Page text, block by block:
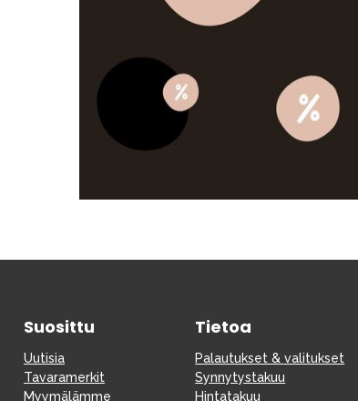
Suosittu
Uutisia
Tavaramerkit
Myymälämme
Tietoa
Palautukset & valitukset
Synnytystakuu
Hintatakuu
Lastenvaunut
Vauvan paketti
Lapsi & vauva
Lelut ja pelit